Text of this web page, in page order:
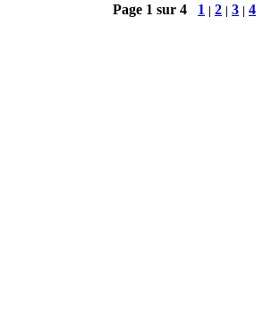
Page 1 sur 4 1 | 2 | 3 | 4